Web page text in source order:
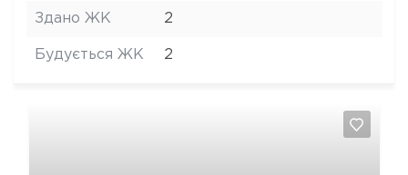
Здано ЖК 2
Будується ЖК 2